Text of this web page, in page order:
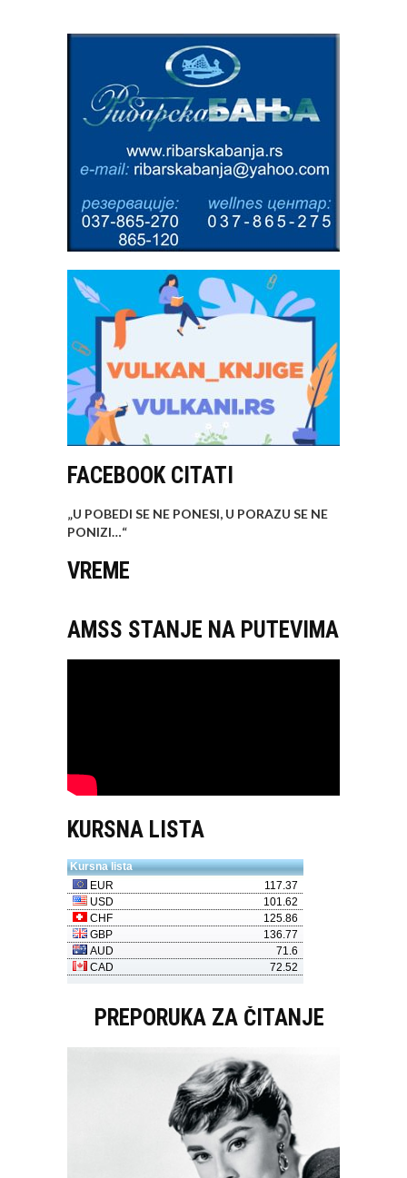
FACEBOOK CITATI
„U POBEDI SE NE PONESI, U PORAZU SE NE
PONIZI…“
VREME
AMSS STANJE NA PUTEVIMA
KURSNA LISTA
PREPORUKA ZA ČITANJE